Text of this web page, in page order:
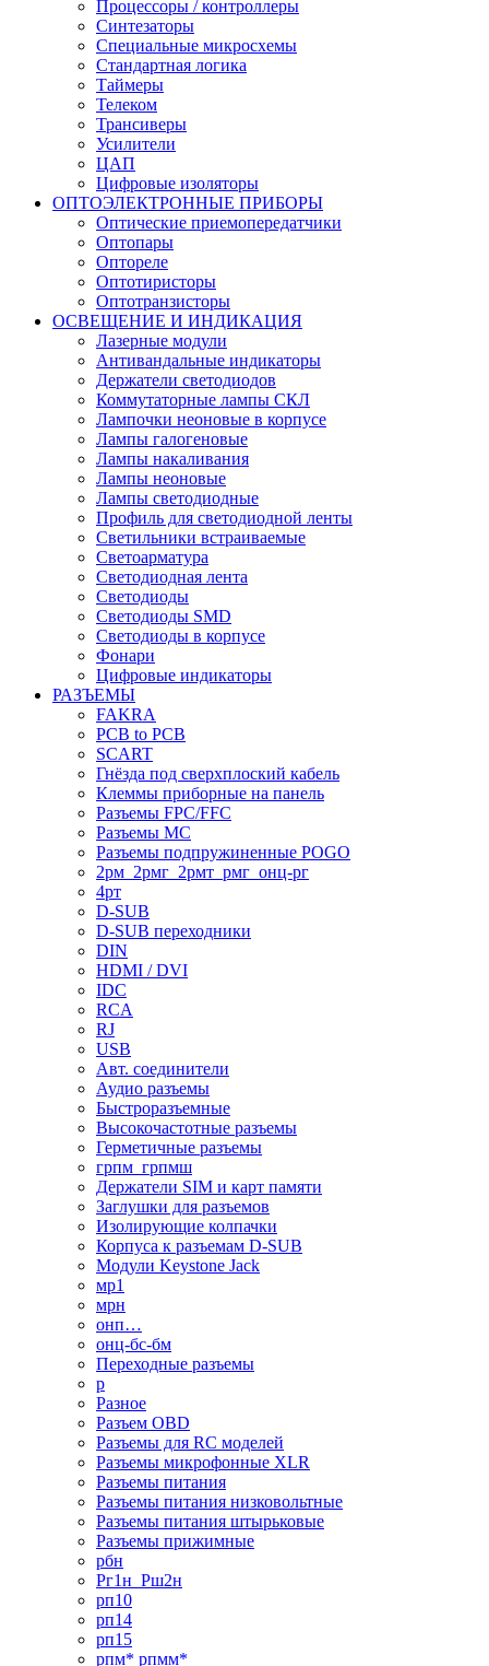
Процессоры / контроллеры
Синтезаторы
Специальные микросхемы
Стандартная логика
Таймеры
Телеком
Трансиверы
Усилители
ЦАП
Цифровые изоляторы
ОПТОЭЛЕКТРОННЫЕ ПРИБОРЫ
Оптические приемопередатчики
Оптопары
Оптореле
Оптотиристоры
Оптотранзисторы
ОСВЕЩЕНИЕ И ИНДИКАЦИЯ
Лазерные модули
Антивандальные индикаторы
Держатели светодиодов
Коммутаторные лампы СКЛ
Лампочки неоновые в корпусе
Лампы галогеновые
Лампы накаливания
Лампы неоновые
Лампы светодиодные
Профиль для светодиодной ленты
Светильники встраиваемые
Светоарматура
Светодиодная лента
Светодиоды
Светодиоды SMD
Светодиоды в корпусе
Фонари
Цифровые индикаторы
РАЗЪЕМЫ
FAKRA
PCB to PCB
SCART
Гнёзда под сверхплоский кабель
Клеммы приборные на панель
Разъемы FPC/FFC
Разъемы MC
Разъемы подпружиненные POGO
2рм_2рмг_2рмт_рмг_онц-рг
4рт
D-SUB
D-SUB переходники
DIN
HDMI / DVI
IDC
RCA
RJ
USB
Авт. соединители
Аудио разъемы
Быстроразъемные
Высокочастотные разъемы
Герметичные разъемы
грпм_грпмш
Держатели SIM и карт памяти
Заглушки для разъемов
Изолирующие колпачки
Корпуса к разъемам D-SUB
Модули Keystone Jack
мр1
мрн
онп…
онц-бс-бм
Переходные разъемы
р
Разное
Разъем OBD
Разъемы для RC моделей
Разъемы микрофонные XLR
Разъемы питания
Разъемы питания низковольтные
Разъемы питания штырьковые
Разъемы прижимные
рбн
Рг1н_Рш2н
рп10
рп14
рп15
рпм* рпмм*